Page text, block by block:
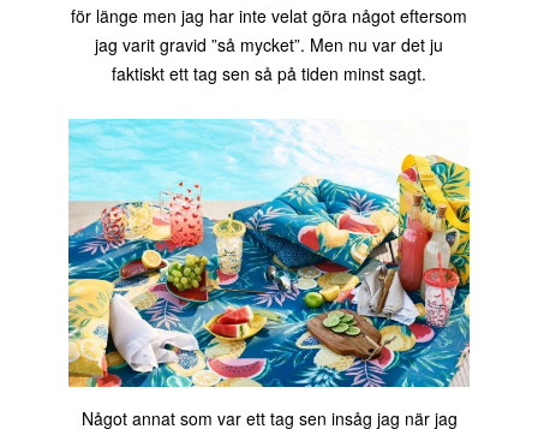
för länge men jag har inte velat göra något eftersom
jag varit gravid ”så mycket”. Men nu var det ju
faktiskt ett tag sen så på tiden minst sagt.
Något annat som var ett tag sen insåg jag när jag